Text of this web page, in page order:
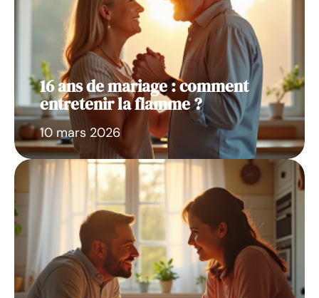
16 ans de mariage : comment
entretenir la flamme ?
10 mars 2026